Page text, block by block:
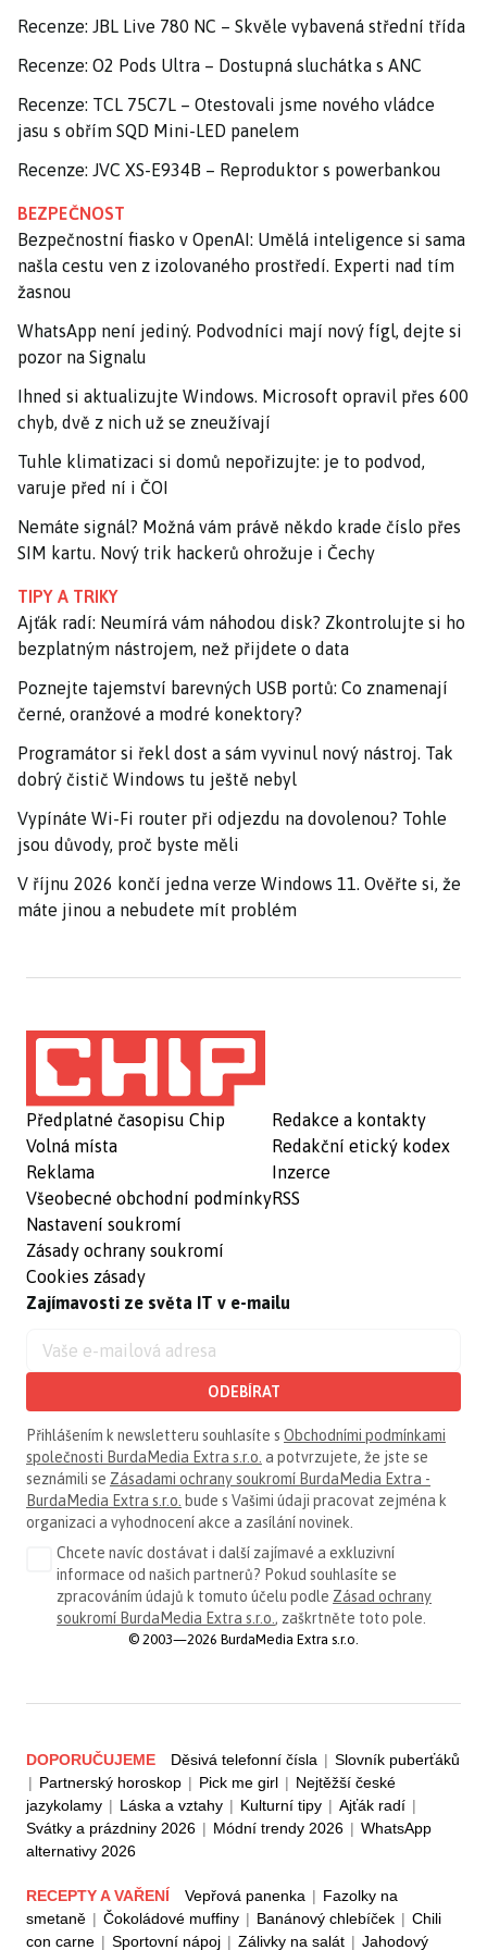
Recenze: JBL Live 780 NC – Skvěle vybavená střední třída
Recenze: O2 Pods Ultra – Dostupná sluchátka s ANC
Recenze: TCL 75C7L – Otestovali jsme nového vládce
jasu s obřím SQD Mini-LED panelem
Recenze: JVC XS-E934B – Reproduktor s powerbankou
BEZPEČNOST
Bezpečnostní fiasko v OpenAI: Umělá inteligence si sama
našla cestu ven z izolovaného prostředí. Experti nad tím
žasnou
WhatsApp není jediný. Podvodníci mají nový fígl, dejte si
pozor na Signalu
Ihned si aktualizujte Windows. Microsoft opravil přes 600
chyb, dvě z nich už se zneužívají
Tuhle klimatizaci si domů nepořizujte: je to podvod,
varuje před ní i ČOI
Nemáte signál? Možná vám právě někdo krade číslo přes
SIM kartu. Nový trik hackerů ohrožuje i Čechy
TIPY A TRIKY
Ajťák radí: Neumírá vám náhodou disk? Zkontrolujte si ho
bezplatným nástrojem, než přijdete o data
Poznejte tajemství barevných USB portů: Co znamenají
černé, oranžové a modré konektory?
Programátor si řekl dost a sám vyvinul nový nástroj. Tak
dobrý čistič Windows tu ještě nebyl
Vypínáte Wi-Fi router při odjezdu na dovolenou? Tohle
jsou důvody, proč byste měli
V říjnu 2026 končí jedna verze Windows 11. Ověřte si, že
máte jinou a nebudete mít problém
Předplatné časopisu Chip
Volná místa
Reklama
Všeobecné obchodní podmínky
Nastavení soukromí
Zásady ochrany soukromí
Cookies zásady
Redakce a kontakty
Redakční etický kodex
Inzerce
RSS
Zajímavosti ze světa IT v e-mailu
ODEBÍRAT
Přihlášením k newsletteru souhlasíte s Obchodními podmínkami
společnosti BurdaMedia Extra s.r.o. a potvrzujete, že jste se
seznámili se Zásadami ochrany soukromí BurdaMedia Extra -
BurdaMedia Extra s.r.o. bude s Vašimi údaji pracovat zejména k
organizaci a vyhodnocení akce a zasílání novinek.
Chcete navíc dostávat i další zajímavé a exkluzivní
informace od našich partnerů? Pokud souhlasíte se
zpracováním údajů k tomuto účelu podle Zásad ochrany
soukromí BurdaMedia Extra s.r.o. , zaškrtněte toto pole.
© 2003—2026 BurdaMedia Extra s.r.o.
DOPORUČUJEME Děsivá telefonní čísla | Slovník puberťáků
| Partnerský horoskop | Pick me girl | Nejtěžší české
jazykolamy | Láska a vztahy | Kulturní tipy | Ajťák radí |
Svátky a prázdniny 2026 | Módní trendy 2026 | WhatsApp
alternativy 2026
RECEPTY A VAŘENÍ Vepřová panenka | Fazolky na
smetaně | Čokoládové muffiny | Banánový chlebíček | Chili
con carne | Sportovní nápoj | Zálivky na salát | Jahodový